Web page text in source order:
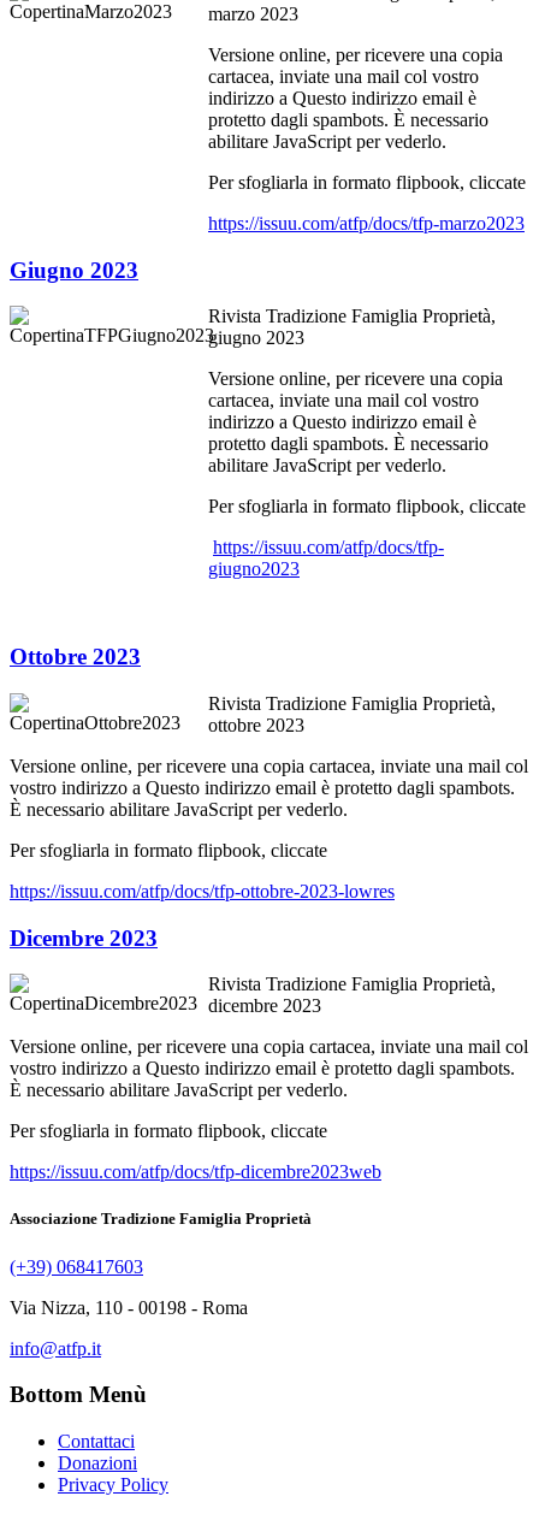
marzo 2023
Versione online, per ricevere una copia
cartacea, inviate una mail col vostro
indirizzo a Questo indirizzo email è
protetto dagli spambots. È necessario
abilitare JavaScript per vederlo.
Per sfogliarla in formato flipbook, cliccate
https://issuu.com/atfp/docs/tfp-marzo2023
Giugno 2023
Rivista Tradizione Famiglia Proprietà,
giugno 2023
Versione online, per ricevere una copia
cartacea, inviate una mail col vostro
indirizzo a Questo indirizzo email è
protetto dagli spambots. È necessario
abilitare JavaScript per vederlo.
Per sfogliarla in formato flipbook, cliccate
https://issuu.com/atfp/docs/tfp-
giugno2023
Ottobre 2023
Rivista Tradizione Famiglia Proprietà,
ottobre 2023
Versione online, per ricevere una copia cartacea, inviate una mail col
vostro indirizzo a Questo indirizzo email è protetto dagli spambots.
È necessario abilitare JavaScript per vederlo.
Per sfogliarla in formato flipbook, cliccate
https://issuu.com/atfp/docs/tfp-ottobre-2023-lowres
Dicembre 2023
Rivista Tradizione Famiglia Proprietà,
dicembre 2023
Versione online, per ricevere una copia cartacea, inviate una mail col
vostro indirizzo a Questo indirizzo email è protetto dagli spambots.
È necessario abilitare JavaScript per vederlo.
Per sfogliarla in formato flipbook, cliccate
https://issuu.com/atfp/docs/tfp-dicembre2023web
Associazione Tradizione Famiglia Proprietà
(+39) 068417603
Via Nizza, 110 - 00198 - Roma
info@atfp.it
Bottom Menù
Contattaci
Donazioni
Privacy Policy